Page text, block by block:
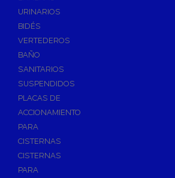
Válvulas de Esfera
Válvulas de Escuadra y Lavadora
Válvulas Reductoras de Presión
Válvulas de Retención
Electroválvulas
Válvulas de Compuerta
Válvulas de Contadores
Llaves de Paso
Accesorios de Valvulería
URINARIOS
BIDÉS
VERTEDEROS
BAÑO
SANITARIOS
SUSPENDIDOS
PLACAS DE
ACCIONAMIENTO
PARA
CISTERNAS
CISTERNAS
PARA